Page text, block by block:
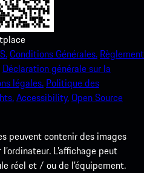
Conditions Générales. Règlement
Déclaration générale sur la
légales. Politique des
Accessibility.Open Source
peuvent contenir des images
L’affichage peut
réel et / ou de l’équipement.